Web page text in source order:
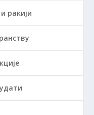
ракији